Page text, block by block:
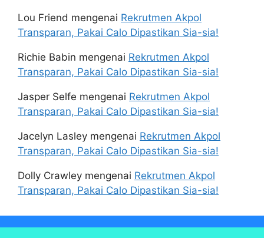
Lou Friend mengenai Rekrutmen Akpol
Transparan, Pakai Calo Dipastikan Sia-sia!
Richie Babin mengenai Rekrutmen Akpol
Transparan, Pakai Calo Dipastikan Sia-sia!
Jasper Selfe mengenai Rekrutmen Akpol
Transparan, Pakai Calo Dipastikan Sia-sia!
Jacelyn Lasley mengenai Rekrutmen Akpol
Transparan, Pakai Calo Dipastikan Sia-sia!
Dolly Crawley mengenai Rekrutmen Akpol
Transparan, Pakai Calo Dipastikan Sia-sia!